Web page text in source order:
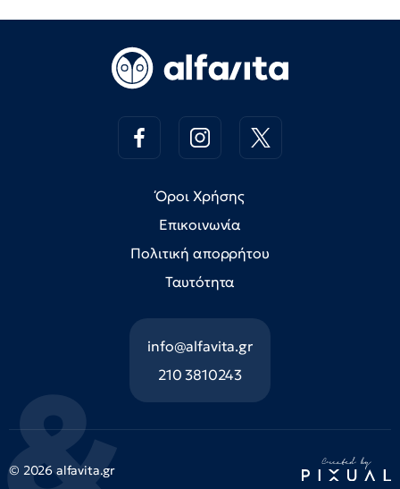
Όροι Χρήσης
Επικοινωνία
Πολιτική απορρήτου
Ταυτότητα
info@alfavita.gr
210 3810243
© 2026 alfavita.gr